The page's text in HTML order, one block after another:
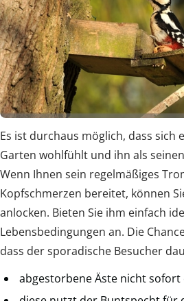
Es ist durchaus möglich, dass sich
Garten wohlfühlt und ihn als
Wenn Ihnen sein regelmäßiges
Kopfschmerzen bereitet, können
anlocken. Bieten Sie ihm einfach
Lebensbedingungen an. Die
dass der sporadische Besucher
abgestorbene Äste nicht